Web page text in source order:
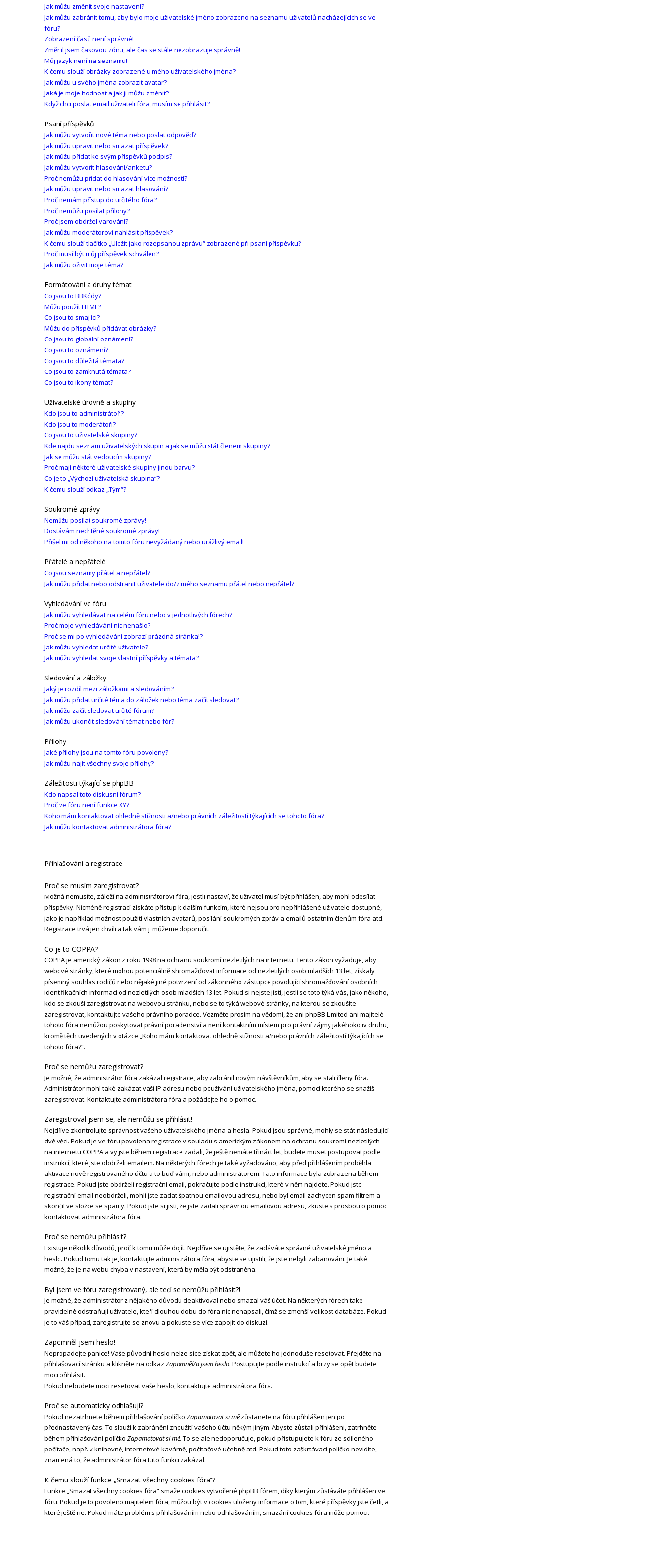
Jak můžu změnit svoje nastavení?
Jak můžu zabránit tomu, aby bylo moje uživatelské jméno zobrazeno na seznamu uživatelů nacházejících se ve
fóru?
Zobrazení časů není správné!
Změnil jsem časovou zónu, ale čas se stále nezobrazuje správně!
Můj jazyk není na seznamu!
K čemu slouží obrázky zobrazené u mého uživatelského jména?
Jak můžu u svého jména zobrazit avatar?
Jaká je moje hodnost a jak ji můžu změnit?
Když chci poslat email uživateli fóra, musím se přihlásit?
Psaní příspěvků
Jak můžu vytvořit nové téma nebo poslat odpověď?
Jak můžu upravit nebo smazat příspěvek?
Jak můžu přidat ke svým příspěvků podpis?
Jak můžu vytvořit hlasování/anketu?
Proč nemůžu přidat do hlasování více možností?
Jak můžu upravit nebo smazat hlasování?
Proč nemám přístup do určitého fóra?
Proč nemůžu posílat přílohy?
Proč jsem obdržel varování?
Jak můžu moderátorovi nahlásit příspěvek?
K čemu slouží tlačítko „Uložit jako rozepsanou zprávu“ zobrazené při psaní příspěvku?
Proč musí být můj příspěvek schválen?
Jak můžu oživit moje téma?
Formátování a druhy témat
Co jsou to BBKódy?
Můžu použít HTML?
Co jsou to smajlíci?
Můžu do příspěvků přidávat obrázky?
Co jsou to globální oznámení?
Co jsou to oznámení?
Co jsou to důležitá témata?
Co jsou to zamknutá témata?
Co jsou to ikony témat?
Uživatelské úrovně a skupiny
Kdo jsou to administrátoři?
Kdo jsou to moderátoři?
Co jsou to uživatelské skupiny?
Kde najdu seznam uživatelských skupin a jak se můžu stát členem skupiny?
Jak se můžu stát vedoucím skupiny?
Proč mají některé uživatelské skupiny jinou barvu?
Co je to „Výchozí uživatelská skupina“?
K čemu slouží odkaz „Tým“?
Soukromé zprávy
Nemůžu posílat soukromé zprávy!
Dostávám nechtěné soukromé zprávy!
Přišel mi od někoho na tomto fóru nevyžádaný nebo urážlivý email!
Přátelé a nepřátelé
Co jsou seznamy přátel a nepřátel?
Jak můžu přidat nebo odstranit uživatele do/z mého seznamu přátel nebo nepřátel?
Vyhledávání ve fóru
Jak můžu vyhledávat na celém fóru nebo v jednotlivých fórech?
Proč moje vyhledávání nic nenašlo?
Proč se mi po vyhledávání zobrazí prázdná stránka!?
Jak můžu vyhledat určité uživatele?
Jak můžu vyhledat svoje vlastní příspěvky a témata?
Sledování a záložky
Jaký je rozdíl mezi záložkami a sledováním?
Jak můžu přidat určité téma do záložek nebo téma začít sledovat?
Jak můžu začít sledovat určité fórum?
Jak můžu ukončit sledování témat nebo fór?
Přílohy
Jaké přílohy jsou na tomto fóru povoleny?
Jak můžu najít všechny svoje přílohy?
Záležitosti týkající se phpBB
Kdo napsal toto diskusní fórum?
Proč ve fóru není funkce XY?
Koho mám kontaktovat ohledně stížnosti a/nebo právních záležitostí týkajících se tohoto fóra?
Jak můžu kontaktovat administrátora fóra?
Přihlašování a registrace
Proč se musím zaregistrovat?
Možná nemusíte, záleží na administrátorovi fóra, jestli nastaví, že uživatel musí být přihlášen, aby mohl odesílat
příspěvky. Nicméně registrací získáte přístup k dalším funkcím, které nejsou pro nepřihlášené uživatele dostupné,
jako je například možnost použití vlastních avatarů, posílání soukromých zpráv a emailů ostatním členům fóra atd.
Registrace trvá jen chvíli a tak vám ji můžeme doporučit.
Co je to COPPA?
COPPA je americký zákon z roku 1998 na ochranu soukromí nezletilých na internetu. Tento zákon vyžaduje, aby
webové stránky, které mohou potenciálně shromažďovat informace od nezletilých osob mladších 13 let, získaly
písemný souhlas rodičů nebo nějaké jiné potvrzení od zákonného zástupce povolující shromažďování osobních
identifikačních informací od nezletilých osob mladších 13 let. Pokud si nejste jisti, jestli se toto týká vás, jako někoho,
kdo se zkouší zaregistrovat na webovou stránku, nebo se to týká webové stránky, na kterou se zkoušíte
zaregistrovat, kontaktujte vašeho právního poradce. Vezměte prosím na vědomí, že ani phpBB Limited ani majitelé
tohoto fóra nemůžou poskytovat právní poradenství a není kontaktním místem pro právní zájmy jakéhokoliv druhu,
kromě těch uvedených v otázce „Koho mám kontaktovat ohledně stížnosti a/nebo právních záležitostí týkajících se
tohoto fóra?“.
Proč se nemůžu zaregistrovat?
Je možné, že administrátor fóra zakázal registrace, aby zabránil novým návštěvníkům, aby se stali členy fóra.
Administrátor mohl také zakázat vaši IP adresu nebo používání uživatelského jména, pomocí kterého se snažíš
zaregistrovat. Kontaktujte administrátora fóra a požádejte ho o pomoc.
Zaregistroval jsem se, ale nemůžu se přihlásit!
Nejdříve zkontrolujte správnost vašeho uživatelského jména a hesla. Pokud jsou správné, mohly se stát následující
dvě věci. Pokud je ve fóru povolena registrace v souladu s americkým zákonem na ochranu soukromí nezletilých
na internetu COPPA a vy jste během registrace zadali, že ještě nemáte třináct let, budete muset postupovat podle
instrukcí, které jste obdrželi emailem. Na některých fórech je také vyžadováno, aby před přihlášením proběhla
aktivace nově registrovaného účtu a to buď vámi, nebo administrátorem. Tato informace byla zobrazena během
registrace. Pokud jste obdrželi registrační email, pokračujte podle instrukcí, které v něm najdete. Pokud jste
registrační email neobdrželi, mohli jste zadat špatnou emailovou adresu, nebo byl email zachycen spam filtrem a
skončil ve složce se spamy. Pokud jste si jistí, že jste zadali správnou emailovou adresu, zkuste s prosbou o pomoc
kontaktovat administrátora fóra.
Proč se nemůžu přihlásit?
Existuje několik důvodů, proč k tomu může dojít. Nejdříve se ujistěte, že zadáváte správné uživatelské jméno a
heslo. Pokud tomu tak je, kontaktujte administrátora fóra, abyste se ujistili, že jste nebyli zabanováni. Je také
možné, že je na webu chyba v nastavení, která by měla být odstraněna.
Byl jsem ve fóru zaregistrovaný, ale teď se nemůžu přihlásit?!
Je možné, že administrátor z nějakého důvodu deaktivoval nebo smazal váš účet. Na některých fórech také
pravidelně odstraňují uživatele, kteří dlouhou dobu do fóra nic nenapsali, čímž se zmenší velikost databáze. Pokud
je to váš případ, zaregistrujte se znovu a pokuste se více zapojit do diskuzí.
Zapomněl jsem heslo!
Nepropadejte panice! Vaše původní heslo nelze sice získat zpět, ale můžete ho jednoduše resetovat. Přejděte na
přihlašovací stránku a klikněte na odkaz Zapomněl/a jsem heslo. Postupujte podle instrukcí a brzy se opět budete
moci přihlásit.
Pokud nebudete moci resetovat vaše heslo, kontaktujte administrátora fóra.
Proč se automaticky odhlašuji?
Pokud nezatrhnete během přihlašování políčko Zapamatovat si mězůstanete na fóru přihlášen jen po
přednastavený čas. To slouží k zabránění zneužití vašeho účtu někým jiným. Abyste zůstali přihlášeni, zatrhněte
během přihlašování políčko Zapamatovat si mě. To se ale nedoporučuje, pokud přistupujete k fóru ze sdíleného
počítače, např. v knihovně, internetové kavárně, počítačové učebně atd. Pokud toto zaškrtávací políčko nevidíte,
znamená to, že administrátor fóra tuto funkci zakázal.
K čemu slouží funkce „Smazat všechny cookies fóra“?
Funkce „Smazat všechny cookies fóra“ smaže cookies vytvořené phpBB fórem, díky kterým zůstáváte přihlášen ve
fóru. Pokud je to povoleno majitelem fóra, můžou být v cookies uloženy informace o tom, které příspěvky jste četli, a
které ještě ne. Pokud máte problém s přihlašováním nebo odhlašováním, smazání cookies fóra může pomoci.